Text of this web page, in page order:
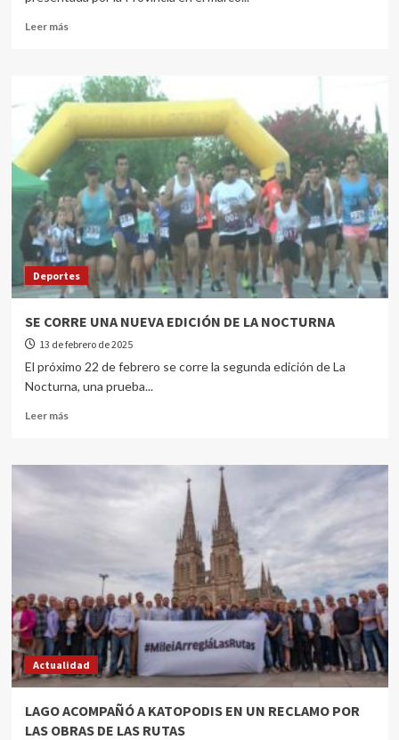
Leer más
Deportes
SE CORRE UNA NUEVA EDICIÓN DE LA NOCTURNA
13 de febrero de 2025
El próximo 22 de febrero se corre la segunda edición de La
Nocturna, una prueba...
Leer más
Actualidad
LAGO ACOMPAÑÓ A KATOPODIS EN UN RECLAMO POR
LAS OBRAS DE LAS RUTAS